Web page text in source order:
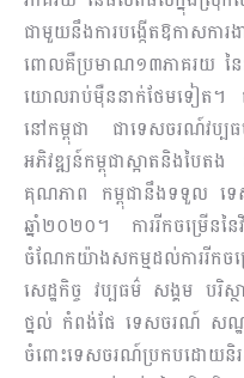
ជាមួយ​នឹង​ការ​បង្កើត​ឱកាសកា
ពោលគឺប្រមាណ១៣ភាគរយ នៃ
យោ​ល​រាប់ម៉ឺននាក់ថែមទៀត
នៅ​កម្ពុជា ជាទេសចរ​ណ៍​វប្ប
អភិវឌ្ឍន៍​កម្ពុជា​ស្អាតនិងបៃ
គុណភាព កម្ពុជានឹងទទួល ទេ
ឆ្នាំ២០២០។ ការរីកចម្រើ
ចំណែក​យ៉ាងសកម្ម​ដល់​ការរីក
សេដ្ឋកិច្ច​ វប្ប​ធម៌ សង្គម ​បរិស្ថ
ថ្នល់ កំពង់ផែ ទេសចរណ៍ សណ្
ចំពោះទេស​ចរ​ណ៍​ប្រកបដោយ​និ